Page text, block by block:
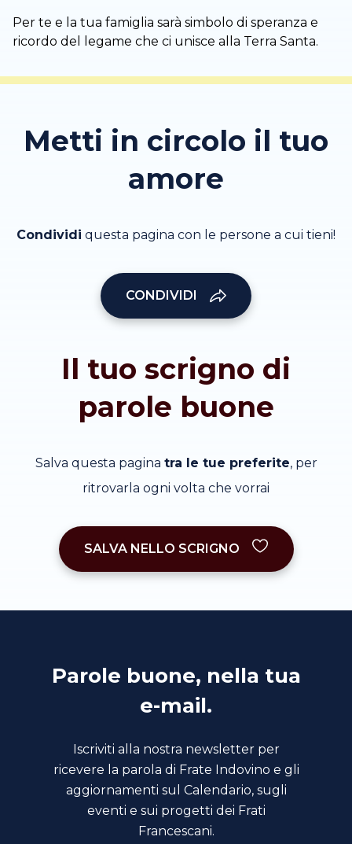
Per te e la tua famiglia sarà simbolo di speranza e
ricordo del legame che ci unisce alla Terra Santa.
Metti in circolo il tuo
amore
Condividi questa pagina con le persone a cui tieni!
CONDIVIDI
Il tuo scrigno di
parole buone
Salva questa pagina tra le tue preferite, per
ritrovarla ogni volta che vorrai
SALVA NELLO SCRIGNO
Parole buone, nella tua
e-mail.
Iscriviti alla nostra newsletter per
ricevere la parola di Frate Indovino e gli
aggiornamenti sul Calendario, sugli
eventi e sui progetti dei Frati
Francescani.